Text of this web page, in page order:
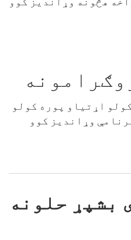
اړتیاو پوره کولو
بشپړ حلونه